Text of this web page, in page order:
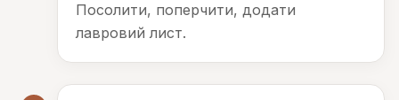
Посолити, поперчити, додати
лавровий лист.